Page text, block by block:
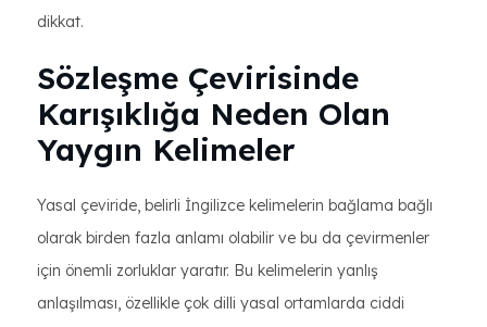
dikkat.
Sözleşme Çevirisinde
Karışıklığa Neden Olan
Yaygın Kelimeler
Yasal çeviride, belirli İngilizce kelimelerin bağlama bağlı
olarak birden fazla anlamı olabilir ve bu da çevirmenler
için önemli zorluklar yaratır. Bu kelimelerin yanlış
anlaşılması, özellikle çok dilli yasal ortamlarda ciddi